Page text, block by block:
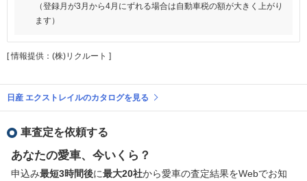
（登録月が3月から4月にずれる場合は自動車税の額が大きく上がり
ます）
[ 情報提供：(株)リクルート ]
日産 エクストレイルのカタログを見る
車査定を依頼する
あなたの愛車、今いくら？
申込み最短3時間後に最大20社から愛車の査定結果をWebでお知